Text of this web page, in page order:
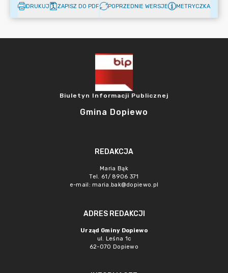
DRUKUJ ZAPISZ DO PDF POPRZEDNIE WERSJE METRYCZKA
Biuletyn Informacji Publicznej
Gmina Dopiewo
REDAKCJA
Maria Bąk
Tel. 61/ 8906 371
e-mail: maria.bak@dopiewo.pl
ADRES REDAKCJI
Urząd Gminy Dopiewo
ul. Leśna 1c
62-070 Dopiewo